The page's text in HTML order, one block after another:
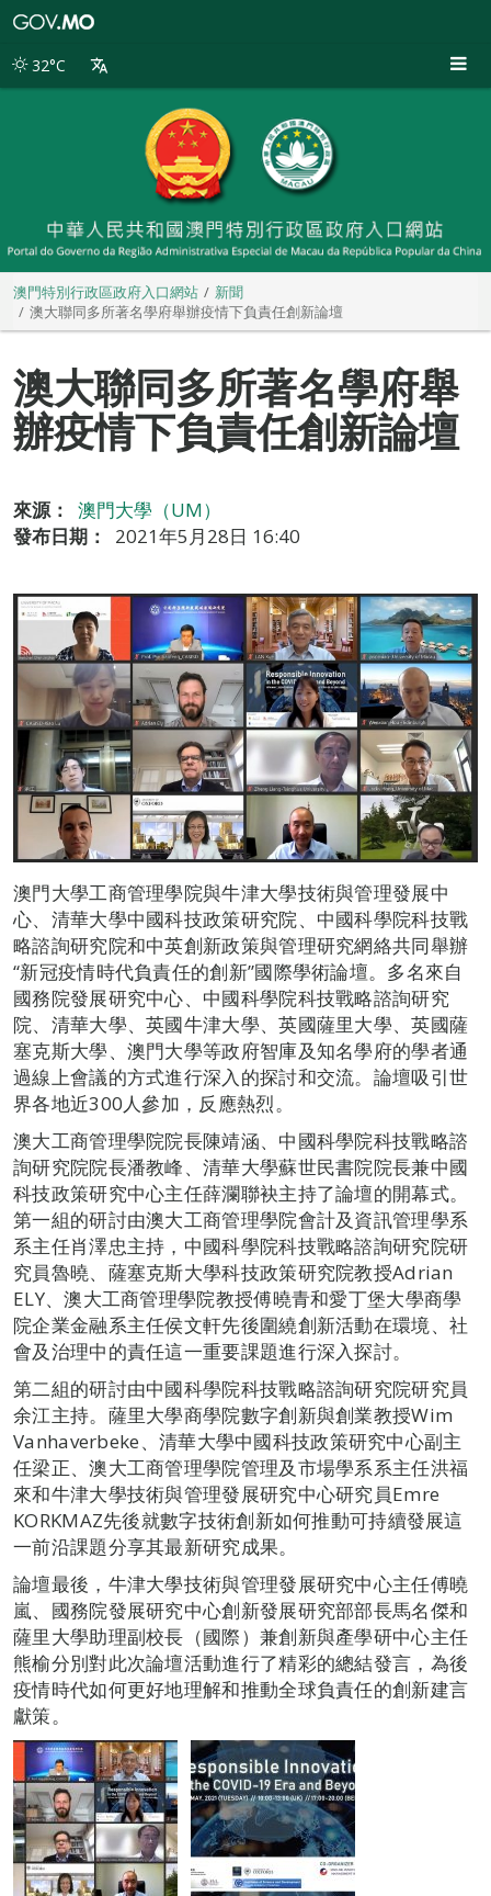
別
32°C
澳門特別行政區政府入口網站
新聞
澳大聯同多所著名學府舉辦疫情下負責任創新論壇
澳大聯同多所著名學府舉
辦疫情下負責任創新論壇
來源：
澳門大學（UM）
發布日期：
2021年5月28日 16:40
澳門大學工商管理學院與牛津大學技術與管理發展中
心、清華大學中國科技政策研究院、中國科學院科技戰
略諮詢研究院和中英創新政策與管理研究網絡共同舉辦
“新冠疫情時代負責任的創新”國際學術論壇。多名來自
國務院發展研究中心、中國科學院科技戰略諮詢研究
院、清華大學、英國牛津大學、英國薩里大學、英國薩
塞克斯大學、澳門大學等政府智庫及知名學府的學者通
過線上會議的方式進行深入的探討和交流。論壇吸引世
界各地近300人參加，反應熱烈。
澳大工商管理學院院長陳靖涵、中國科學院科技戰略諮
詢研究院院長潘教峰、清華大學蘇世民書院院長兼中國
科技政策研究中心主任薛瀾聯袂主持了論壇的開幕式。
第一組的研討由澳大工商管理學院會計及資訊管理學系
系主任肖澤忠主持，中國科學院科技戰略諮詢研究院研
究員魯曉、薩塞克斯大學科技政策研究院教授Adrian
ELY、澳大工商管理學院教授傅曉青和愛丁堡大學商學
院企業金融系主任侯文軒先後圍繞創新活動在環境、社
會及治理中的責任這一重要課題進行深入探討。
第二組的研討由中國科學院科技戰略諮詢研究院研究員
余江主持。薩里大學商學院數字創新與創業教授Wim
Vanhaverbeke、清華大學中國科技政策研究中心副主
任梁正、澳大工商管理學院管理及市場學系系主任洪福
來和牛津大學技術與管理發展研究中心研究員Emre
KORKMAZ先後就數字技術創新如何推動可持續發展這
一前沿課題分享其最新研究成果。
論壇最後，牛津大學技術與管理發展研究中心主任傅曉
嵐、國務院發展研究中心創新發展研究部部長馬名傑和
薩里大學助理副校長（國際）兼創新與產學研中心主任
熊榆分別對此次論壇活動進行了精彩的總結發言，為後
疫情時代如何更好地理解和推動全球負責任的創新建言
獻策。